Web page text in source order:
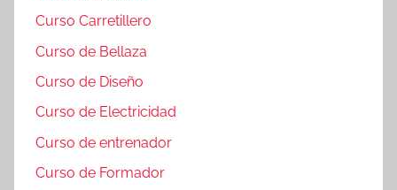
Curso Carretillero
Curso de Bellaza
Curso de Diseño
Curso de Electricidad
Curso de entrenador
Curso de Formador